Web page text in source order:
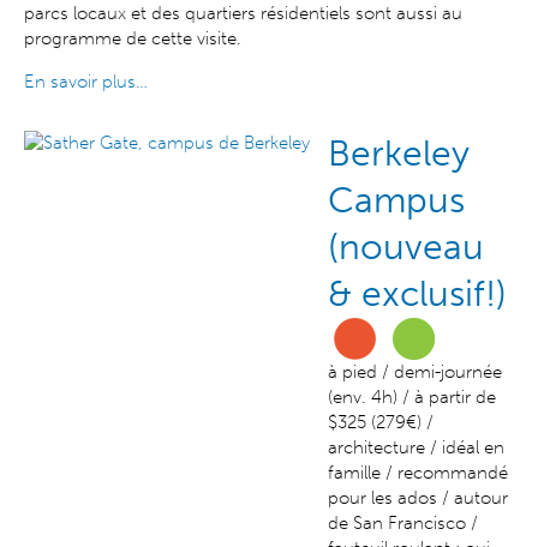
parcs locaux et des quartiers résidentiels sont aussi au
programme de cette visite.
En savoir plus…
Berkeley
Campus
(nouveau
& exclusif!)
à pied / demi-journée
(env. 4h) / à partir de
$325 (279€) /
architecture / idéal en
famille / recommandé
pour les ados / autour
de San Francisco /